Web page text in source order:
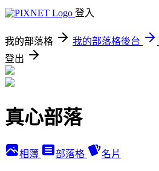
登入
我的部落格 我的部落格後台
登出
真心部落
相簿 部落格 名片